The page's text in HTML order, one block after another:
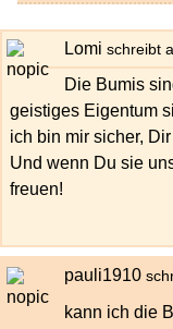
Lomi schreibt
Die Bumis
geistiges Eigentum
ich bin mir sicher,
Und wenn Du sie
freuen!
pauli1910
kann ich die